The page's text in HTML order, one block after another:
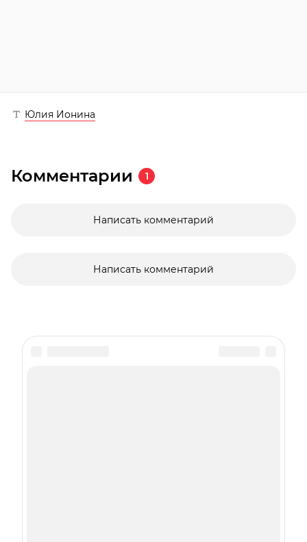
Юлия Ионина
Комментарии 1
Написать комментарий
Написать комментарий